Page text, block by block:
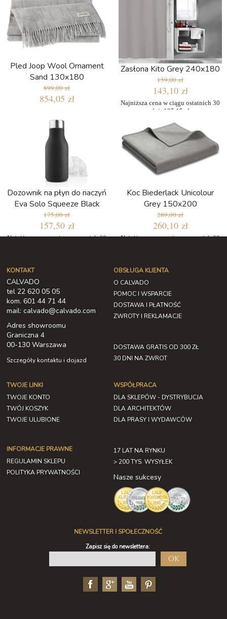
Pled Joop Wool Ornament
Sand 130x180
899,00 zł
854,05 zł
Zasłona Kito Grey 240x180
159,00 zł
143,10 zł
Najniższa cena w ciągu ostatnich 30
dni: 135,15 zł
Dozownik na płyn do naczyń
Eva Solo Squeeze Black
175,00 zł
157,50 zł
Najniższa cena w ciągu ostatnich 30
Koc Biederlack Unicolour
Grey 150x200
289,00 zł
260,10 zł
Najniższa cena w ciągu ostatnich 30
KONTAKT
CALVADO
tel 22 620 05 05
kom. 601 44 71 44
mail: calvado@calvado.com
Adres showroomu
Graniczna 4
00-130 Warszawa
Szczegóły kontaktu i dojazd
OBSŁUGA KLIENTA
O CALVADO
POMOC I WSPARCIE
DOSTAWA I PŁATNOŚĆ
ZWROTY I REKLAMACJE
DOSTAWA GRATIS OD 300 ZŁ
30 DNI NA ZWROT
TWOJE LINKI
TWOJE KONTO
TWÓJ KOSZYK
TWOJE ULUBIONE
INFORMACJE PRAWNE
REGULAMIN SKLEPU
POLITYKA PRYWATNOŚCI
WSPÓŁPRACA
DLA SKLEPÓW - DYSTRYBUCJA
DLA ARCHITEKTÓW
DLA PRASY I WYDAWCÓW
17 LAT NA RYNKU
> 200 TYS. WYSYŁEK
Nasze sukcesy
NEWSLETTER I SPOŁECZNOŚĆ
Zapisz się do newslettera:
OK